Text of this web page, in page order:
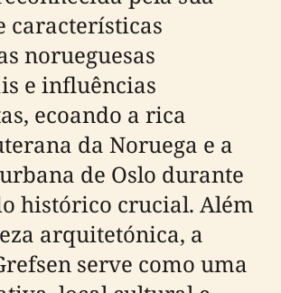
características
norueguesas
e influências
ecoando a rica
da Noruega e a
de Oslo durante
histórico crucial. Além
arquitetónica, a
serve como uma